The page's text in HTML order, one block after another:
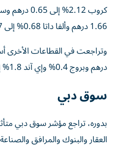
1.66 درهم وألفا داتا 0.68% إلى 1.47 درهم.
درهم وبروج 0.4% وإي آند 1.8% إلى 18.2 درهم.
سوق دبي
بدوره، تراجع مؤشر سوق دبي
العقار والبنوك والمرافق